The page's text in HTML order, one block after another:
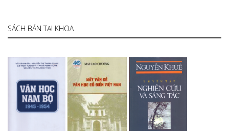
SÁCH BÁN TẠI KHOA